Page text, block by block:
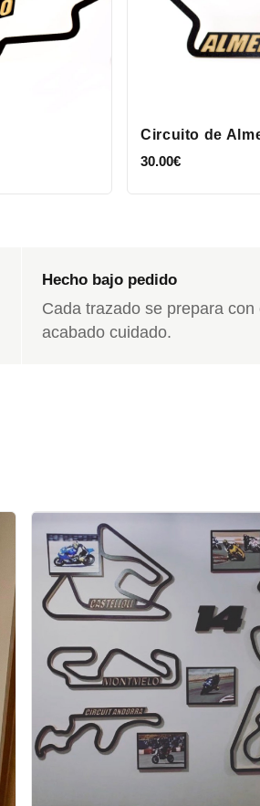
Circuito de
30.00€
Hecho bajo pedido
Cada trazado se prepara
acabado cuidado.